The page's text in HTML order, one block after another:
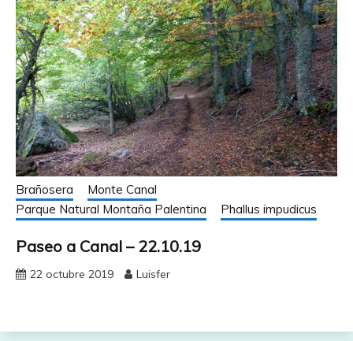
Brañosera
Monte Canal
Parque Natural Montaña Palentina
Phallus impudicus
Paseo a Canal – 22.10.19
22 octubre 2019 Luisfer